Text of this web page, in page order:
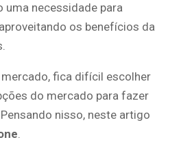
uma necessidade para
os benefícios da
fica difícil escolher
do mercado para fazer
nisso, neste artigo
.